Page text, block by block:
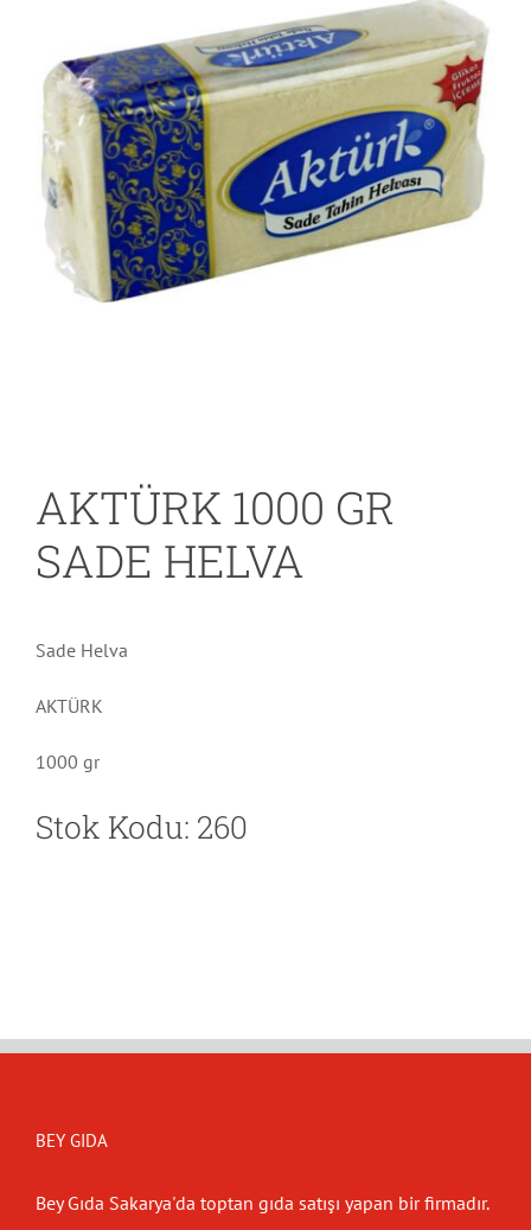
AKTÜRK 1000 GR
SADE HELVA
Sade Helva
AKTÜRK
1000 gr
Stok Kodu: 260
BEY GIDA
Bey Gıda Sakarya'da toptan gıda satışı yapan bir firmadır.